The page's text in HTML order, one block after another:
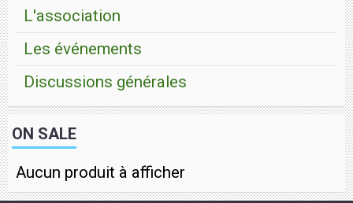
L'association
Les événements
Discussions générales
ON SALE
Aucun produit à afficher